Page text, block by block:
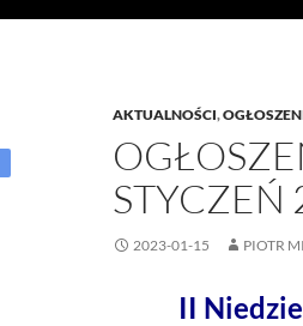
AKTUALNOŚCI,
STYCZEŃ
2023-01-15 PIOTR
II
channel/